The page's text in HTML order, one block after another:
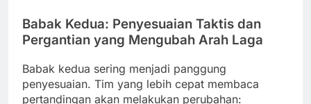
Babak Kedua: Penyesuaian Taktis dan
Pergantian yang Mengubah Arah Laga
Babak kedua sering menjadi panggung
penyesuaian. Tim yang lebih cepat membaca
pertandingan akan melakukan perubahan: